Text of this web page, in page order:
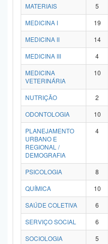
MATERIAIS 5
MEDICINA I
19
MEDICINA II
14
MEDICINA III
4
MEDICINA
VETERINÁRIA
10
NUTRIÇÃO 2
ODONTOLOGIA
10
PLANEJAMENTO
URBANO E
REGIONAL /
DEMOGRAFIA
4
PSICOLOGIA 8
QUÍMICA
10
SAÚDE COLETIVA
6
SERVIÇO SOCIAL
6
SOCIOLOGIA
5